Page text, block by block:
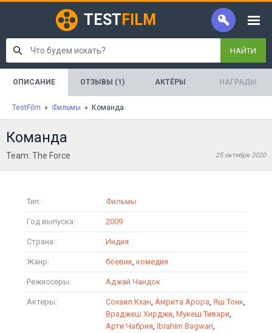
TEST FILM
НАЙТИ
ОПИСАНИЕ ОТЗЫВЫ (1) АКТЁРЫ НАГРАДЫ
TestFilm » Фильмы » Команда
Команда
Team: The Force 25 октября 2020
Тип: Фильмы
Год выпуска: 2009
Страна: Индия
Жанр: боевик, комедия
Режиссеры: Аджай Чандок
Актеры: Сохаил Кхан, Амрита Арора, Яш Тонк,
Враджеш Хирджи, Мукеш Тивари,
Арти Чабрия, Ibrahim Bagwan,